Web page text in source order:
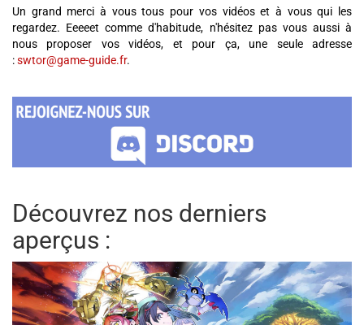
Un grand merci à vous tous pour vos vidéos et à vous qui les
regardez. Eeeeet comme d'habitude, n'hésitez pas vous aussi à
nous proposer vos vidéos, et pour ça, une seule adresse
:swtor@game-guide.fr.
Découvrez nos derniers
aperçus :